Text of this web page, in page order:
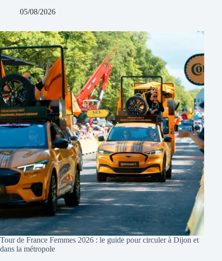
05/08/2026
Tour de France Femmes 2026 : le guide pour circuler à Dijon et
dans la métropole